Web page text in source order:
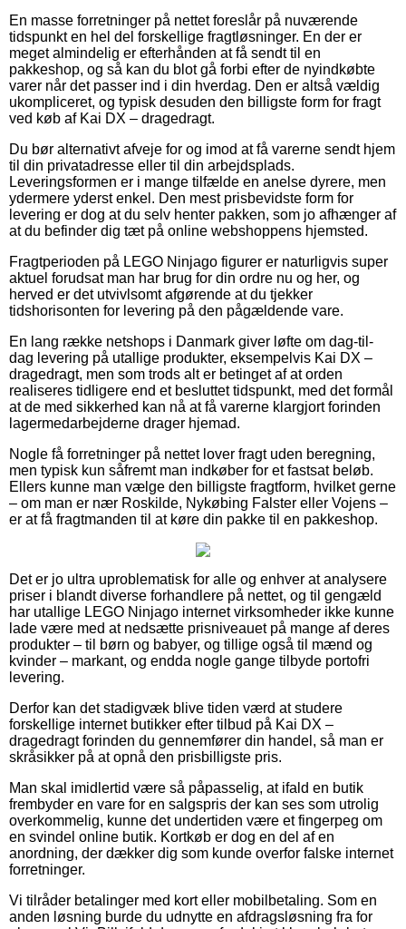
En masse forretninger på nettet foreslår på nuværende
tidspunkt en hel del forskellige fragtløsninger. En der er
meget almindelig er efterhånden at få sendt til en
pakkeshop, og så kan du blot gå forbi efter de nyindkøbte
varer når det passer ind i din hverdag. Den er altså vældig
ukompliceret, og typisk desuden den billigste form for fragt
ved køb af Kai DX – dragedragt.
Du bør alternativt afveje for og imod at få varerne sendt hjem
til din privatadresse eller til din arbejdsplads.
Leveringsformen er i mange tilfælde en anelse dyrere, men
ydermere yderst enkel. Den mest prisbevidste form for
levering er dog at du selv henter pakken, som jo afhænger af
at du befinder dig tæt på online webshoppens hjemsted.
Fragtperioden på LEGO Ninjago figurer er naturligvis super
aktuel forudsat man har brug for din ordre nu og her, og
herved er det utvivlsomt afgørende at du tjekker
tidshorisonten for levering på den pågældende vare.
En lang række netshops i Danmark giver løfte om dag-til-
dag levering på utallige produkter, eksempelvis Kai DX –
dragedragt, men som trods alt er betinget af at orden
realiseres tidligere end et besluttet tidspunkt, med det formål
at de med sikkerhed kan nå at få varerne klargjort forinden
lagermedarbejderne drager hjemad.
Nogle få forretninger på nettet lover fragt uden beregning,
men typisk kun såfremt man indkøber for et fastsat beløb.
Ellers kunne man vælge den billigste fragtform, hvilket gerne
– om man er nær Roskilde, Nykøbing Falster eller Vojens –
er at få fragtmanden til at køre din pakke til en pakkeshop.
Det er jo ultra uproblematisk for alle og enhver at analysere
priser i blandt diverse forhandlere på nettet, og til gengæld
har utallige LEGO Ninjago internet virksomheder ikke kunne
lade være med at nedsætte prisniveauet på mange af deres
produkter – til børn og babyer, og tillige også til mænd og
kvinder – markant, og endda nogle gange tilbyde portofri
levering.
Derfor kan det stadigvæk blive tiden værd at studere
forskellige internet butikker efter tilbud på Kai DX –
dragedragt forinden du gennemfører din handel, så man er
skråsikker på at opnå den prisbilligste pris.
Man skal imidlertid være så påpasselig, at ifald en butik
frembyder en vare for en salgspris der kan ses som utrolig
overkommelig, kunne det undertiden være et fingerpeg om
en svindel online butik. Kortkøb er dog en del af en
anordning, der dækker dig som kunde overfor falske internet
forretninger.
Vi tilråder betalinger med kort eller mobilbetaling. Som en
anden løsning burde du udnytte en afdragsløsning fra for